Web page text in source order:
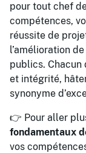
pour tout chef
compétences,
réussite de
l’amélioration
publics. Chacun
et intégrité,
synonyme
👉 Pour aller
fondamentaux
vos